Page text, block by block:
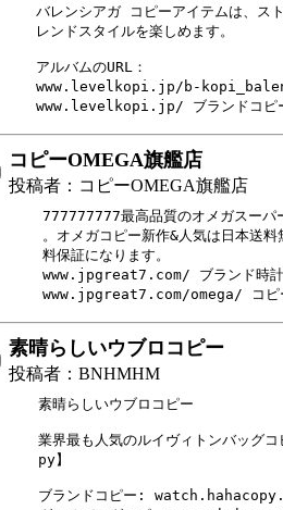
バレンシアガ コピーアイテムは、ス
レンドスタイルを楽しめます。
アルバムのURL：
www.levelkopi.jp/b-
www.levelkopi.jp/ ブランドコピ
コピーOMEGA旗艦店
投稿者：コピーOMEGA旗艦店
777777777最高品質のオメガスーパ
。オメガコピー新作&人気は日本送料
料保証になります。
www.jpgreat7.com/ ブランド時計
www.jpgreat7.com/omega/ コピー
素晴らしいウブロコピー
投稿者：BNHMHM
素晴らしいウブロコピー
業界最も人気のルイヴィトンバッグ
py】
ブランドコピー: